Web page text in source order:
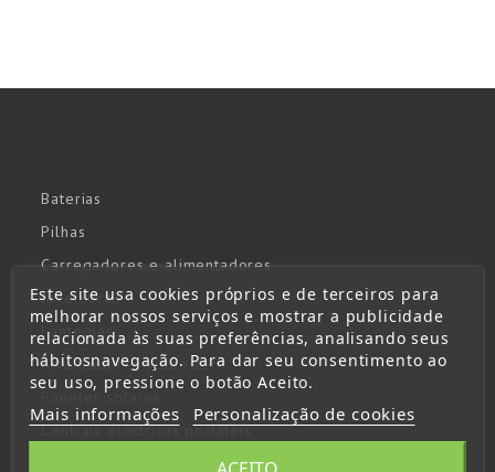
Baterias
Pilhas
Carregadores e alimentadores
Inversores
Lanternas
Arrancadores y booster
Paneles solares
Centrais eléctricas portáteis
Este site usa cookies próprios e de terceiros para
melhorar nossos serviços e mostrar a publicidade
relacionada às suas preferências, analisando seus
hábitosnavegação. Para dar seu consentimento ao
seu uso, pressione o botão Aceito.
Mais informações Personalização de cookies